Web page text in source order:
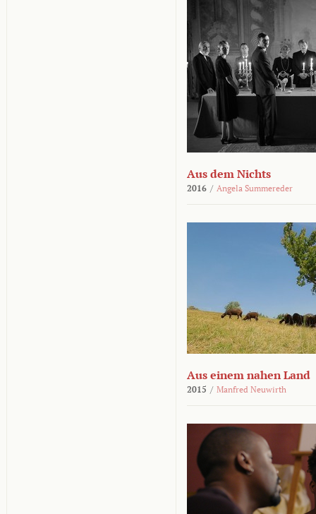
Aus dem Nichts
2016 / Angela Summereder
Aus einem nahen Land
2015 / Manfred Neuwirth